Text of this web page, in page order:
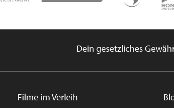
Dein gesetzliches
Filme im Verleih